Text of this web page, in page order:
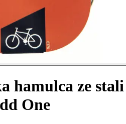
hamulca ze stali
One